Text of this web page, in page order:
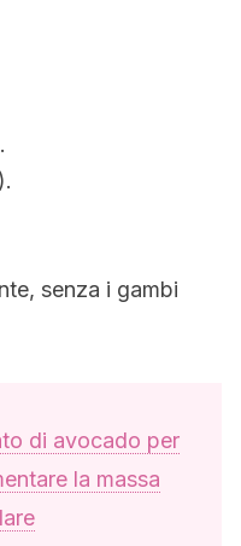
senza i gambi
di avocado per
la massa